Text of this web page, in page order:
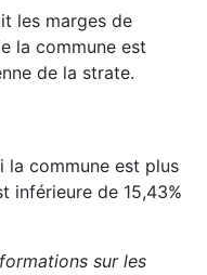
les marges de
la commune est
de la strate.
la commune est plus
inférieure de 15,43%
sur les